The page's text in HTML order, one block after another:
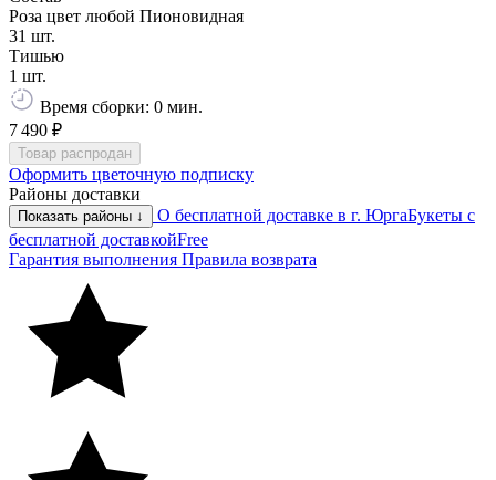
Роза цвет любой Пионовидная
31 шт.
Тишью
1 шт.
Время сборки: 0 мин.
7 490 ₽
Товар распродан
Оформить цветочную подписку
Районы доставки
Показать районы ↓ О бесплатной доставке в г. ЮргаБукеты с
бесплатной доставкойFree
Гарантия выполнения Правила возврата